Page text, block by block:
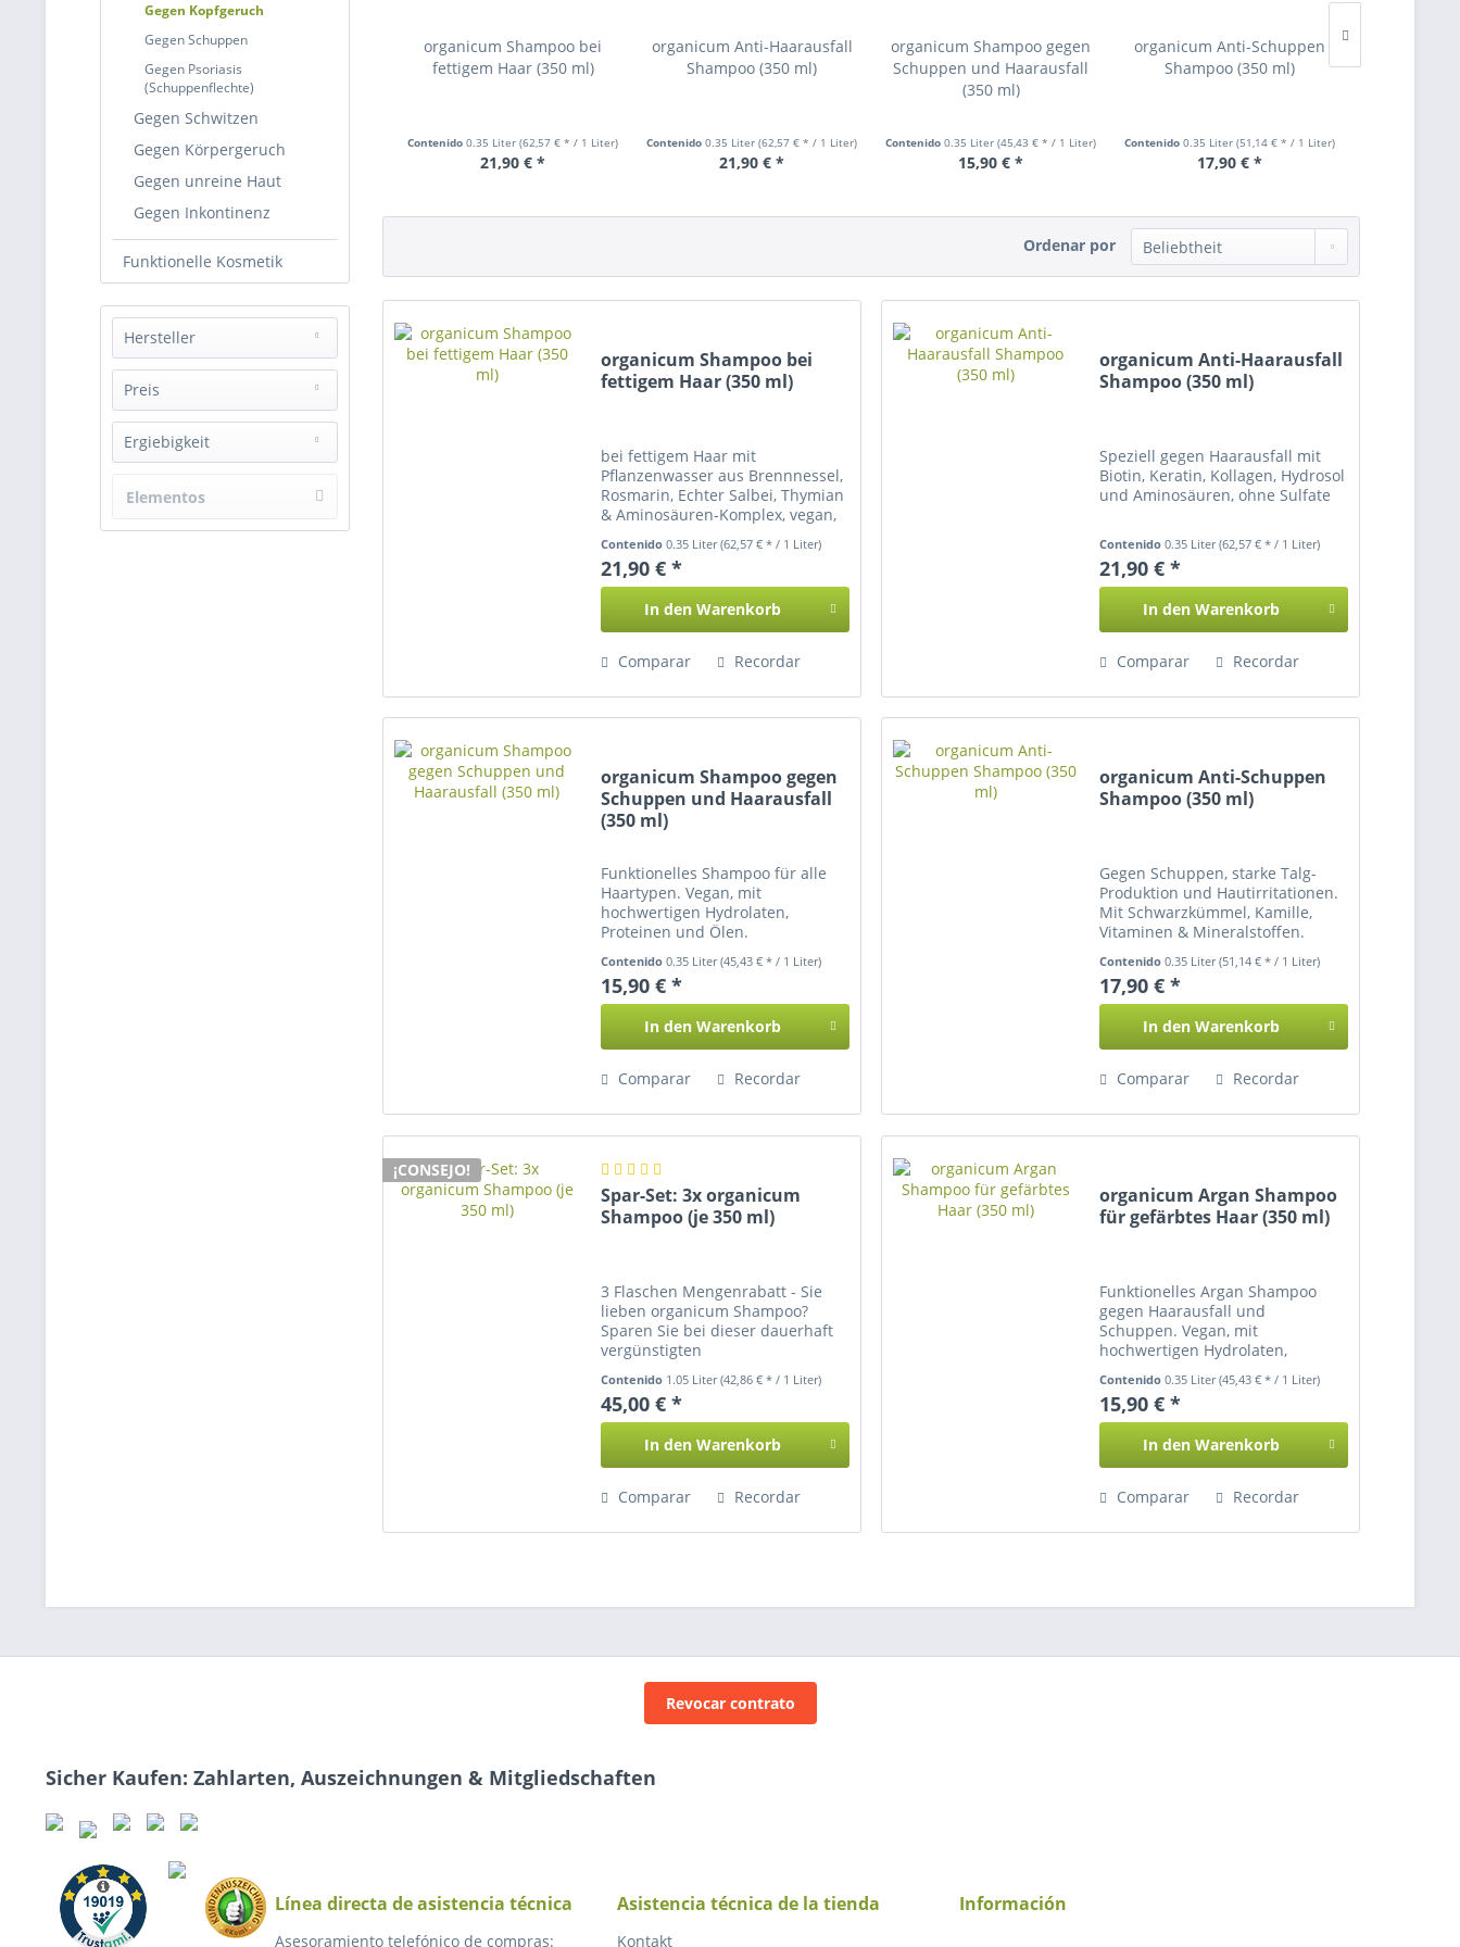
Gegen Kopfgeruch
Gegen Schuppen
Gegen Psoriasis
(Schuppenflechte)
Gegen Schwitzen
Gegen Körpergeruch
Gegen unreine Haut
Gegen Inkontinenz
Funktionelle Kosmetik
Hersteller
organicum®
Preis
de15,90 €a45,00 €
Ergiebigkeit
4-6 Monate
Elementos
encontrados
organicum Shampoo bei
fettigem Haar (350 ml)
Contenido 0.35 Liter (62,57 € * / 1 Liter)
21,90 € *
organicum Anti-Haarausfall
Shampoo (350 ml)
Contenido 0.35 Liter (62,57 € * / 1 Liter)
21,90 € *
organicum Shampoo gegen
Schuppen und Haarausfall
(350 ml)
Contenido 0.35 Liter (45,43 € * / 1 Liter)
15,90 € *
organicum Anti-Schuppen
Shampoo (350 ml)
Contenido 0.35 Liter (51,14 € * / 1 Liter)
17,90 € *
Ordenar por
organicum Shampoo bei
fettigem Haar (350 ml)
bei fettigem Haar mit
Pflanzenwasser aus Brennnessel,
Rosmarin, Echter Salbei, Thymian
& Aminosäuren-Komplex, vegan,
Contenido0.35 Liter(62,57 € * / 1 Liter)
21,90 € *
In den Warenkorb
Comparar Recordar
organicum Anti-Haarausfall
Shampoo (350 ml)
Speziell gegen Haarausfall mit
Biotin, Keratin, Kollagen, Hydrosol
und Aminosäuren, ohne Sulfate
Contenido0.35 Liter(62,57 € * / 1 Liter)
21,90 € *
In den Warenkorb
Comparar Recordar
organicum Shampoo gegen
Schuppen und Haarausfall
(350 ml)
Funktionelles Shampoo für alle
Haartypen. Vegan, mit
hochwertigen Hydrolaten,
Proteinen und Ölen.
Contenido0.35 Liter(45,43 € * / 1 Liter)
15,90 € *
In den Warenkorb
Comparar Recordar
organicum Anti-Schuppen
Shampoo (350 ml)
Gegen Schuppen, starke Talg-
Produktion und Hautirritationen.
Mit Schwarzkümmel, Kamille,
Vitaminen & Mineralstoffen.
Contenido0.35 Liter(51,14 € * / 1 Liter)
17,90 € *
In den Warenkorb
Comparar Recordar
¡CONSEJO!
Spar-Set: 3x organicum
Shampoo (je 350 ml)
3 Flaschen Mengenrabatt - Sie
lieben organicum Shampoo?
Sparen Sie bei dieser dauerhaft
vergünstigten
Contenido 1.05 Liter(42,86 € * / 1 Liter)
45,00 € *
In den Warenkorb
Comparar Recordar
organicum Argan Shampoo
für gefärbtes Haar (350 ml)
Funktionelles Argan Shampoo
gegen Haarausfall und
Schuppen. Vegan, mit
hochwertigen Hydrolaten,
Contenido0.35 Liter(45,43 € * / 1 Liter)
15,90 € *
In den Warenkorb
Comparar Recordar
Revocar contrato
Sicher Kaufen: Zahlarten, Auszeichnungen & Mitgliedschaften
Línea directa de asistencia técnica
Asesoramiento telefónico de compras:
Asistencia técnica de la tienda
Kontakt
Información